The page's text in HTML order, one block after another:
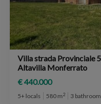
Villa strada Provinciale
Altavilla Monferrato
€ 440.000
5+ locals 580 m2 3